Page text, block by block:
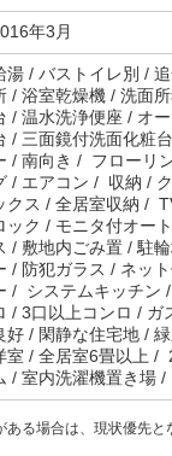
年3月
湯 / バストイレ別 /
/ 浴室乾燥機 / 洗面
/ 温水洗浄便座 / オ
/ 三面鏡付洗面化粧
/ 南向き / フローリ
/ エアコン / 収納 /
クス / 全居室収納 /
ック / モニタ付オー
/ 敷地内ごみ置 / 駐
/ 防犯ガラス / ネッ
/ システムキッチン
/ 3口以上コンロ / ガ
好 / 閑静な住宅地 /
室 / 全居室6畳以上 /
/ 室内洗濯機置き場 /
る場合は、現状優先と